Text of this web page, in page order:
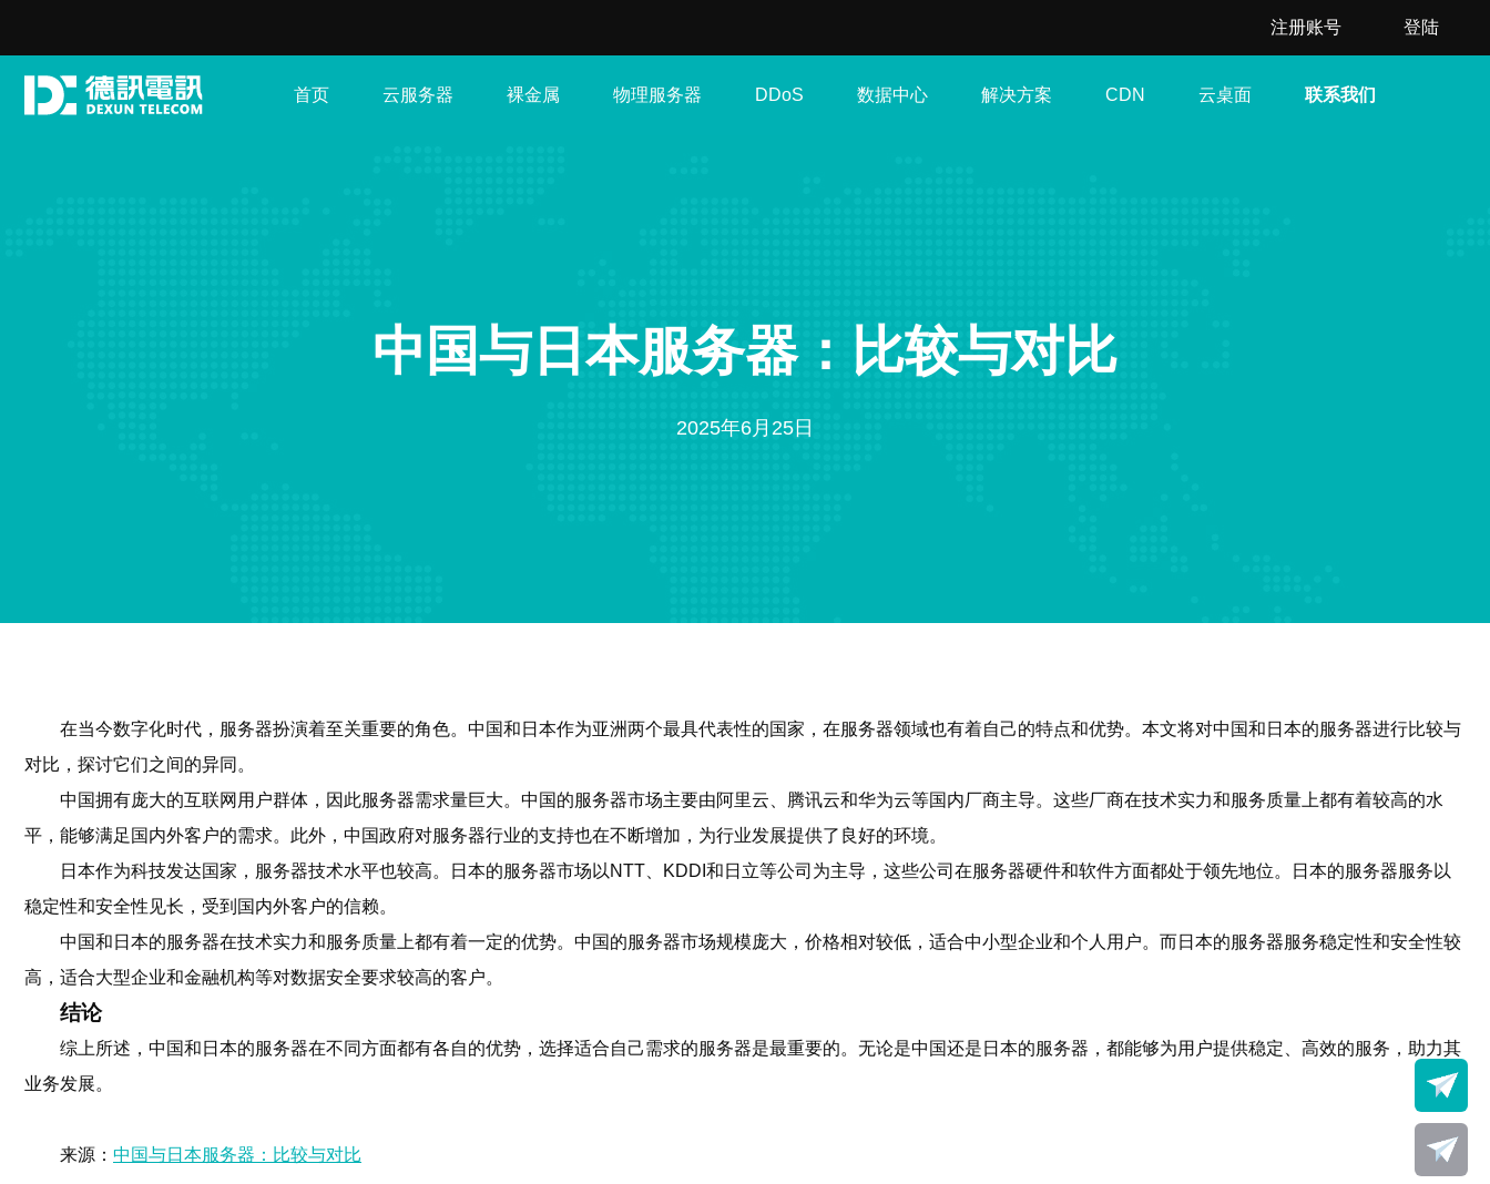
注册账号 登陆
首页 云服务器 裸金属 物理服务器 DDoS 数据中心 解决方案 CDN 云桌面 联系我们
中国与日本服务器：比较与对比
2025年6月25日
在当今数字化时代，服务器扮演着至关重要的角色。中国和日本作为亚洲两个最具代表性的国家，在服务器领域也有着自己的特点和优势。本文将对中国和日本的服务器进行比较与
对比，探讨它们之间的异同。
中国拥有庞大的互联网用户群体，因此服务器需求量巨大。中国的服务器市场主要由阿里云、腾讯云和华为云等国内厂商主导。这些厂商在技术实力和服务质量上都有着较高的水
平，能够满足国内外客户的需求。此外，中国政府对服务器行业的支持也在不断增加，为行业发展提供了良好的环境。
日本作为科技发达国家，服务器技术水平也较高。日本的服务器市场以NTT、KDDI和日立等公司为主导，这些公司在服务器硬件和软件方面都处于领先地位。日本的服务器服务以
稳定性和安全性见长，受到国内外客户的信赖。
中国和日本的服务器在技术实力和服务质量上都有着一定的优势。中国的服务器市场规模庞大，价格相对较低，适合中小型企业和个人用户。而日本的服务器服务稳定性和安全性较
高，适合大型企业和金融机构等对数据安全要求较高的客户。
结论
综上所述，中国和日本的服务器在不同方面都有各自的优势，选择适合自己需求的服务器是最重要的。无论是中国还是日本的服务器，都能够为用户提供稳定、高效的服务，助力其
业务发展。
来源： 中国与日本服务器：比较与对比